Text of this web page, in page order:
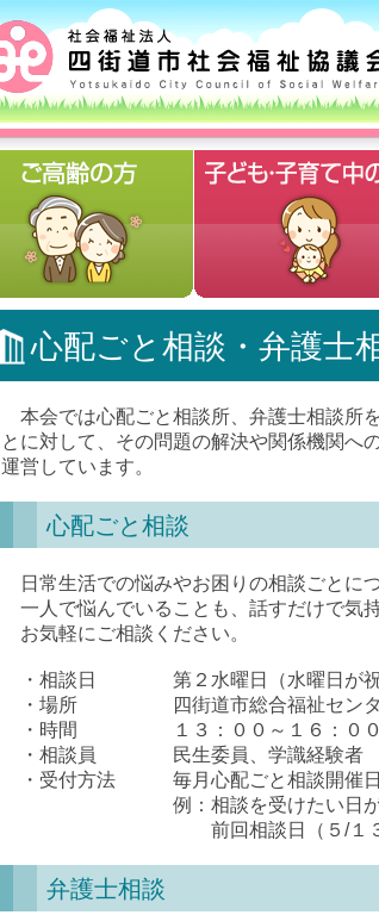
心配ごと相談・弁護士
本会では心配ごと相談所、弁護士相談所
とに対して、その問題の解決や関係機関へ
運営しています。
心配ごと相談
日常生活での悩みやお困りの相談ごとに
一人で悩んでいることも、話すだけで気
お気軽にご相談ください。
・相談日 第２水曜日（水曜日が祝祭
・場所 四街道市総合福祉センタ
・時間 １３：００～１６：００（
・相談員 民生委員、学識経験者
・受付方法 毎月心配ごと相談開催日の
例：相談を受けたい日が６月
前回相談日（５/１３（水））の
弁護士相談